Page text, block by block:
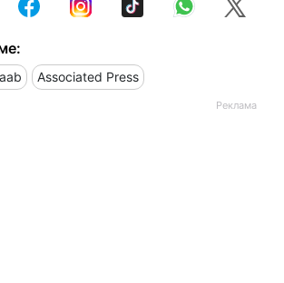
Associated Press